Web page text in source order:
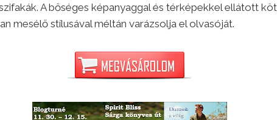
A bőséges képanyaggal és térképekkel ellátott
mesélő stílusával méltán varázsolja el olvasóját.